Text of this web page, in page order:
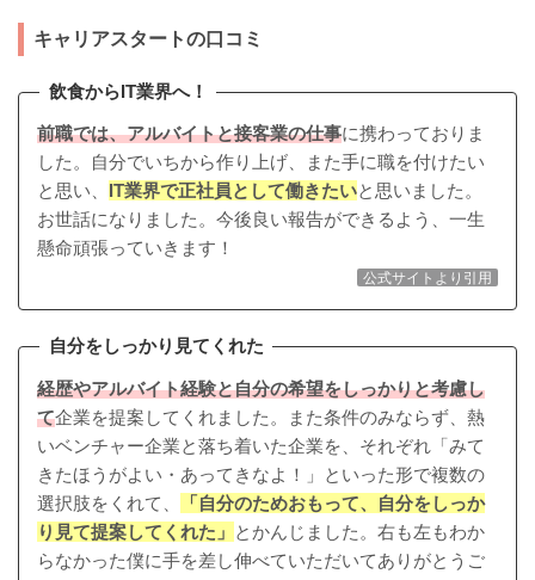
キャリアスタートの口コミ
飲食からIT業界へ！
前職では、アルバイトと接客業の仕事に携わっておりま
した。自分でいちから作り上げ、また手に職を付けたい
と思い、 IT業界で正社員として働きたいと思いました。
お世話になりました。今後良い報告ができるよう、一生
懸命頑張っていきます！
公式サイトより引用
自分をしっかり見てくれた
経歴やアルバイト経験と自分の希望をしっかりと考慮し
て企業を提案してくれました。また条件のみならず、熱
いベンチャー企業と落ち着いた企業を、それぞれ「みて
きたほうがよい・あってきなよ！」といった形で複数の
選択肢をくれて、
「自分のためおもって、自分をしっか
り見て提案してくれた」 とかんじました。右も左もわか
らなかった僕に手を差し伸べていただいてありがとうご